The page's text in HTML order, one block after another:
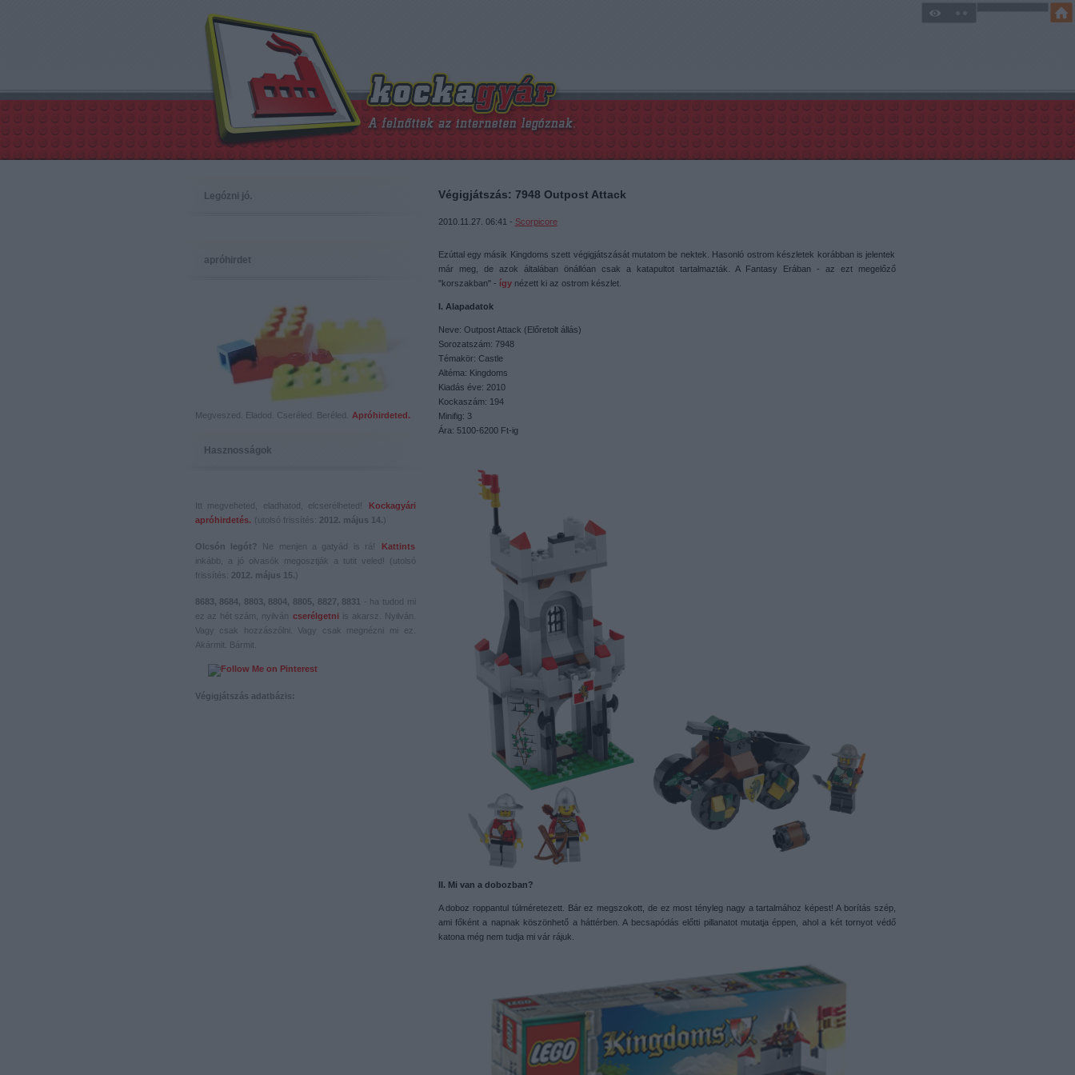
Legózni jó.
apróhirdet
Megveszed. Eladod. Cseréled. Beréled. Apróhirdeted.
Hasznosságok
Itt megveheted, eladhatod, elcserélheted!
Kockagyári
apróhirdetés. (utolsó frissítés: 2012. május 14.)
Olcsón legót? Ne menjen a gatyád is rá!
Kattints
inkább, a jó olvasók megosztják a tutit veled! (utolsó
frissítés: 2012. május 15.)
8683, 8684, 8803, 8804, 8805, 8827, 8831 - ha tudod mi
ez az hét szám, nyilván
cserélgetni
is akarsz. Nyilván.
Vagy csak hozzászólni. Vagy csak megnézni mi ez.
Akármit. Bármit.
Végigjátszás adatbázis:
Végigjátszás: 7948 Outpost Attack
2010.11.27. 06:41 - Scorpicore
Ezúttal egy másik Kingdoms szett végigjátszását mutatom be nektek. Hasonló ostrom készletek korábban is jelentek
már meg, de azok általában önállóan csak a katapultot tartalmazták. A Fantasy Erában - az ezt megelőző
"korszakban" - ígynézett ki az ostrom készlet.
I. Alapadatok
Neve: Outpost Attack (Előretolt állás)
Sorozatszám: 7948
Témakör: Castle
Altéma: Kingdoms
Kiadás éve: 2010
Kockaszám: 194
Minifig: 3
Ára: 5100-6200 Ft-ig
II. Mi van a dobozban?
A doboz roppantul túlméretezett. Bár ez megszokott, de ez most tényleg nagy a tartalmához képest! A borítás szép,
ami főként a napnak köszönhető a háttérben. A becsapódás előtti pillanatot mutatja éppen, ahol a két tornyot védő
katona még nem tudja mi vár rájuk.